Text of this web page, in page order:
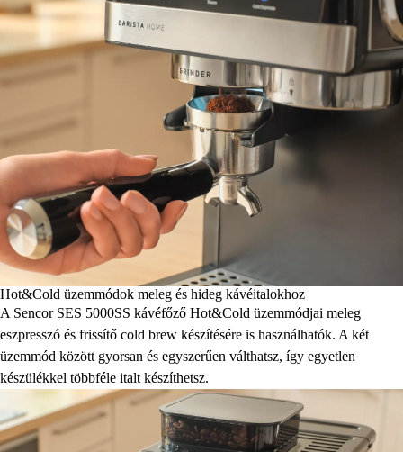
Hot&Cold üzemmódok meleg és hideg kávéitalokhoz
A Sencor SES 5000SS kávéfőző Hot&Cold üzemmódjai meleg
eszpresszó és frissítő cold brew készítésére is használhatók. A két
üzemmód között gyorsan és egyszerűen válthatsz, így egyetlen
készülékkel többféle italt készíthetsz.